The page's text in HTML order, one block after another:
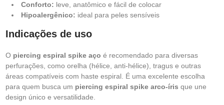
Conforto: leve, anatômico e fácil de colocar
Hipoalergênico: ideal para peles sensíveis
Indicações de uso
O piercing espiral spike aço é recomendado para diversas
perfurações, como orelha (hélice, anti-hélice), tragus e outras
áreas compatíveis com haste espiral. É uma excelente escolha
para quem busca um piercing espiral spike arco-íris que une
design único e versatilidade.